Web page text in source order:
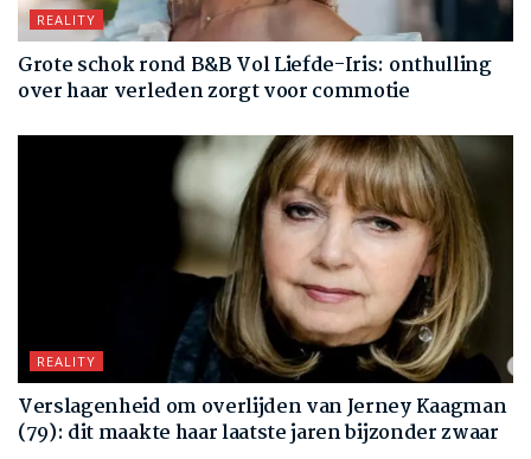
REALITY
Grote schok rond B&B Vol Liefde-Iris: onthulling
over haar verleden zorgt voor commotie
REALITY
Verslagenheid om overlijden van Jerney Kaagman
(79): dit maakte haar laatste jaren bijzonder zwaar